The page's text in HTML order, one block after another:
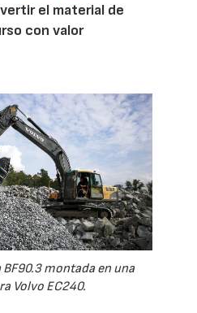
el material de
con valor
montada en una
Volvo EC240.